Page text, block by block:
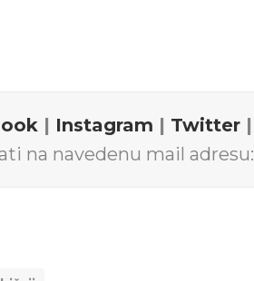
| Instagram | Twitter |
na navedenu mail adresu: